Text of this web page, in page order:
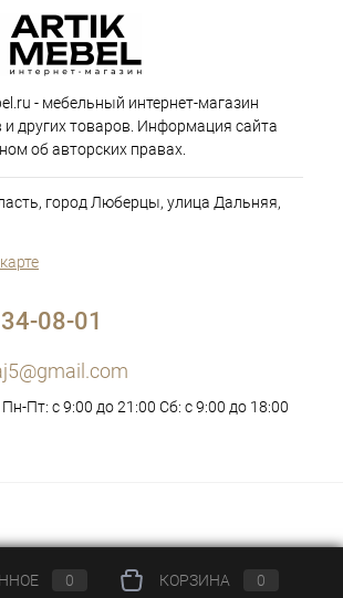
- мебельный интернет-магазин
и других товаров. Информация сайта
об авторских правах.
город Люберцы, улица Дальняя,
08-01
Пт: с 9:00 до 21:00 Сб: с 9:00 до 18:00
0 КОРЗИНА 0